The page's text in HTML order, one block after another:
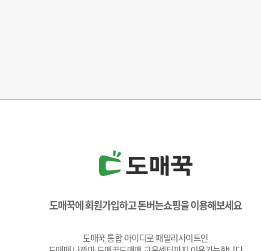
도매꾹에 회원가입하고 돈버는쇼핑을 이용해보세요
도매꾹 통합 아이디로 패밀리사이트인